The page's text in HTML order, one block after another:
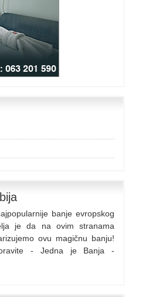
banje evropskog
je da na ovim stranama
ovu magičnu banju!
- Jedna je Banja -